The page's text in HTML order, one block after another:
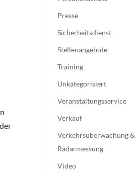
Presse
Sicherheitsdienst
Stellenangebote
Training
Unkategorisiert
Veranstaltungsservice
Verkauf
Verkehrsüberwachung &
Radarmessung
Video